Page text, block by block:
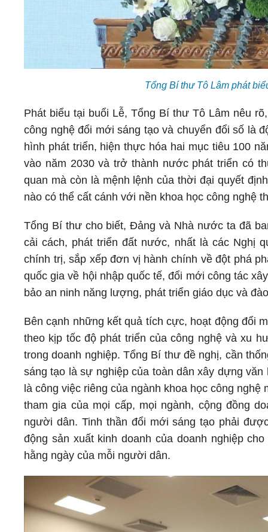
Tổng Bí thư Tô Lâm phát
Phát biểu tại buổi Lễ, Tổng Bí thư Tô Lâm nêu
công nghệ đổi mới sáng tạo và chuyển đổi số là
hình phát triển, hiện thực hóa hai mục tiêu 100
vào năm 2030 và trở thành nước phát triển có
quan mà còn là mệnh lệnh của thời đại quyết
nào có thể cất cánh với nền khoa học công nghệ
Tổng Bí thư cho biết, Đảng và Nhà nước ta đã
cải cách, phát triển đất nước, nhất là các Nghị
chính trị, sắp xếp đơn vị hành chính về đột phá
quốc gia về hội nhập quốc tế, đổi mới công tác
bảo an ninh năng lượng, phát triển giáo dục và
Bên cạnh những kết quả tích cực, hoạt động đổi
theo kịp tốc độ phát triển của công nghệ và xu
trong doanh nghiệp. Tổng Bí thư đề nghị, cần
sáng tạo là sự nghiệp của toàn dân xây dựng
là công việc riêng của ngành khoa học công
tham gia của mọi cấp, mọi ngành, cộng đồng
người dân. Tinh thần đổi mới sáng tạo phải
động sản xuất kinh doanh của doanh nghiệp
hằng ngày của mỗi người dân.